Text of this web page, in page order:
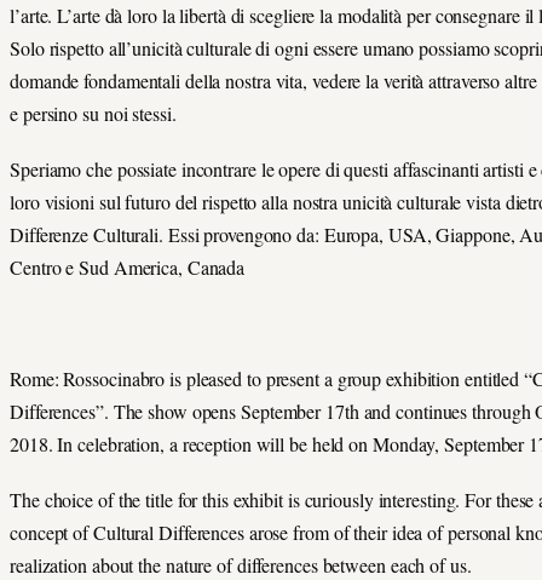
l’arte. L’arte dà loro la libertà di scegliere la modalità per consegnare il
Solo rispetto all’unicità culturale di ogni essere umano possiamo
domande fondamentali della nostra vita, vedere la verità attraverso
e persino su noi stessi.
Speriamo che possiate incontrare le opere di questi affascinanti artisti
loro visioni sul futuro del rispetto alla nostra unicità culturale vista
Differenze Culturali. Essi provengono da: Europa, USA, Giappone,
Centro e Sud America, Canada
Rome: Rossocinabro is pleased to present a group exhibition entitled
Differences”. The show opens September 17th and continues through
2018. In celebration, a reception will be held on Monday, September
The choice of the title for this exhibit is curiously interesting. For these
concept of Cultural Differences arose from of their idea of personal
realization about the nature of differences between each of us.